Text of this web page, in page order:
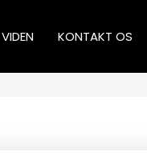
VIDEN KONTAKT OS